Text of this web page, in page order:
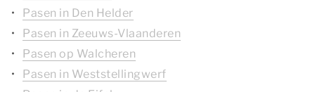
Pasen in Den Helder
Pasen in Zeeuws-Vlaanderen
Pasen op Walcheren
Pasen in Weststellingwerf